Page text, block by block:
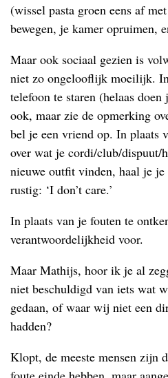
(wissel pasta groen eens af
bewegen, je kamer opruimen,
Maar ook sociaal gezien is
niet zo ongelooflijk moeilijk.
telefoon te staren (helaas
ook, maar zie de opmerking
bel je een vriend op. In plaats
over wat je cordi/club/dispuut/
nieuwe outfit vinden, haal je je
rustig: ‘I don’t care.’
In plaats van je fouten te
verantwoordelijkheid voor.
Maar Mathijs, hoor ik je al
niet beschuldigd van iets wat
gedaan, of waar wij niet een
hadden?
Klopt, de meeste mensen zijn